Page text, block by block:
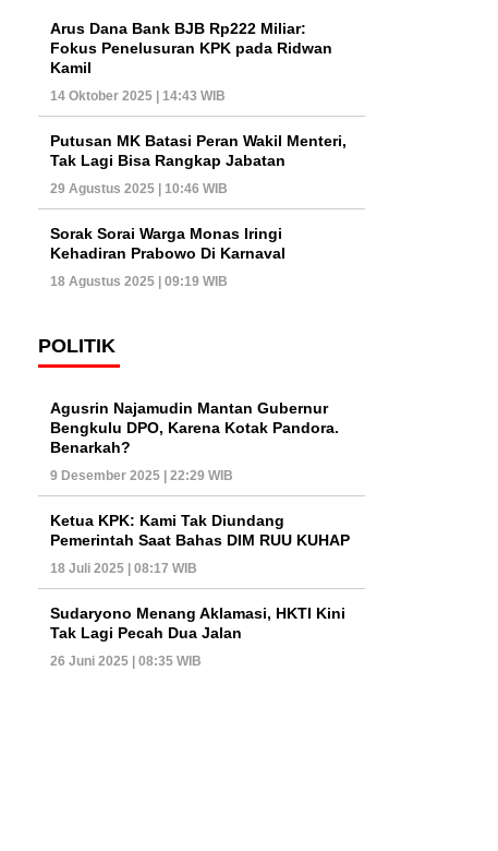
Arus Dana Bank BJB Rp222 Miliar:
Fokus Penelusuran KPK pada Ridwan
Kamil
14 Oktober 2025 | 14:43 WIB
Putusan MK Batasi Peran Wakil Menteri,
Tak Lagi Bisa Rangkap Jabatan
29 Agustus 2025 | 10:46 WIB
Sorak Sorai Warga Monas Iringi
Kehadiran Prabowo Di Karnaval
18 Agustus 2025 | 09:19 WIB
POLITIK
Agusrin Najamudin Mantan Gubernur
Bengkulu DPO, Karena Kotak Pandora.
Benarkah?
9 Desember 2025 | 22:29 WIB
Ketua KPK: Kami Tak Diundang
Pemerintah Saat Bahas DIM RUU KUHAP
18 Juli 2025 | 08:17 WIB
Sudaryono Menang Aklamasi, HKTI Kini
Tak Lagi Pecah Dua Jalan
26 Juni 2025 | 08:35 WIB